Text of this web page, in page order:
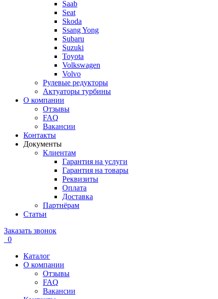
Saab
Seat
Skoda
Ssang Yong
Subaru
Suzuki
Toyota
Volkswagen
Volvo
Рулевые редукторы
Актуаторы турбины
О компании
Отзывы
FAQ
Вакансии
Контакты
Документы
Клиентам
Гарантия на услуги
Гарантия на товары
Реквизиты
Оплата
Доставка
Партнёрам
Статьи
Заказать звонок
0
Каталог
О компании
Отзывы
FAQ
Вакансии